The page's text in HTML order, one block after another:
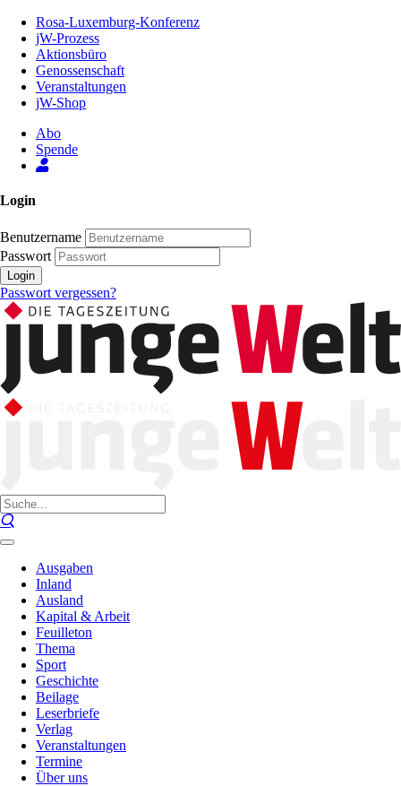
Inhalt
Seite
Rosa-Luxemburg-Konferenz
jW-Prozess
Aktionsbüro
Genossenschaft
Veranstaltungen
jW-Shop
Abo
Spende
Login
Benutzername
Passwort
Login
Passwort vergessen?
Ausgaben
Inland
Ausland
Kapital & Arbeit
Feuilleton
Thema
Sport
Geschichte
Beilage
Leserbriefe
Verlag
Veranstaltungen
Termine
Über uns